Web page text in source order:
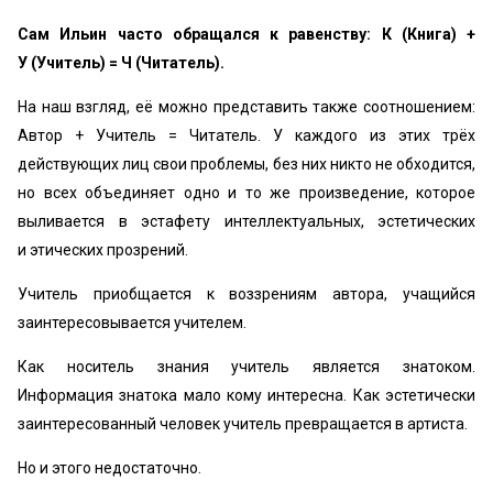
Сам Ильин часто обращался к равенству: К (Книга) +
У (Учитель) = Ч (Читатель).
На наш взгляд, её можно представить также соотношением:
Автор + Учитель = Читатель. У каждого из этих трёх
действующих лиц свои проблемы, без них никто не обходится,
но всех объединяет одно и то же произведение, которое
выливается в эстафету интеллектуальных, эстетических
и этических прозрений.
Учитель приобщается к воззрениям автора, учащийся
заинтересовывается учителем.
Как носитель знания учитель является знатоком.
Информация знатока мало кому интересна. Как эстетически
заинтересованный человек учитель превращается в артиста.
Но и этого недостаточно.